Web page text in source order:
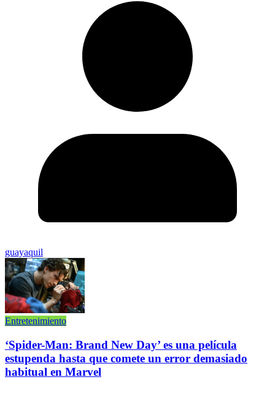
guayaquil
Entretenimiento
‘Spider-Man: Brand New Day’ es una película
estupenda hasta que comete un error demasiado
habitual en Marvel